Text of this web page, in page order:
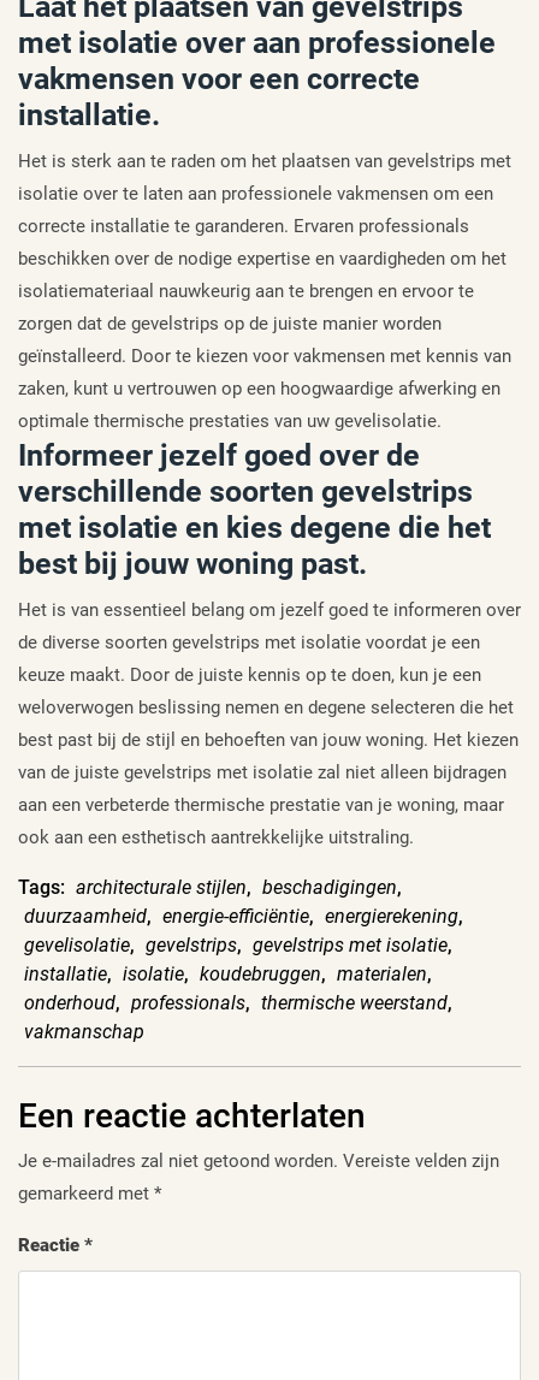
met isolatie over aan professionele
vakmensen voor een correcte
installatie.
Het is sterk aan te raden om het plaatsen van gevelstrips met
isolatie over te laten aan professionele vakmensen om een
correcte installatie te garanderen. Ervaren professionals
beschikken over de nodige expertise en vaardigheden om het
isolatiemateriaal nauwkeurig aan te brengen en ervoor te
zorgen dat de gevelstrips op de juiste manier worden
geïnstalleerd. Door te kiezen voor vakmensen met kennis van
zaken, kunt u vertrouwen op een hoogwaardige afwerking en
optimale thermische prestaties van uw gevelisolatie.
Informeer jezelf goed over de
verschillende soorten gevelstrips
met isolatie en kies degene die het
best bij jouw woning past.
Het is van essentieel belang om jezelf goed te informeren over
de diverse soorten gevelstrips met isolatie voordat je een
keuze maakt. Door de juiste kennis op te doen, kun je een
weloverwogen beslissing nemen en degene selecteren die het
best past bij de stijl en behoeften van jouw woning. Het kiezen
van de juiste gevelstrips met isolatie zal niet alleen bijdragen
aan een verbeterde thermische prestatie van je woning, maar
ook aan een esthetisch aantrekkelijke uitstraling.
Tags: architecturale stijlen, beschadigingen,
duurzaamheid, energie-efficiëntie, energierekening,
gevelisolatie, gevelstrips, gevelstrips met isolatie,
installatie, isolatie, koudebruggen, materialen,
onderhoud, professionals, thermische weerstand,
vakmanschap
Een reactie achterlaten
Je e-mailadres zal niet getoond worden. Vereiste velden zijn
gemarkeerd met *
Reactie *